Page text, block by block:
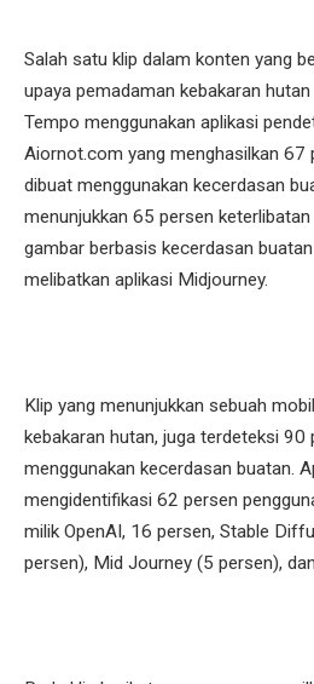
Salah satu klip dalam konten yang
upaya pemadaman kebakaran hutan
Tempo menggunakan aplikasi
Aiornot.com yang menghasilkan 67
dibuat menggunakan kecerdasan
menunjukkan 65 persen
gambar berbasis kecerdasan
melibatkan aplikasi Midjourney.
Klip yang menunjukkan sebuah
kebakaran hutan, juga terdeteksi 90
menggunakan kecerdasan buatan.
mengidentifikasi 62 persen
milik OpenAI, 16 persen, Stable
persen), Mid Journey (5 persen),